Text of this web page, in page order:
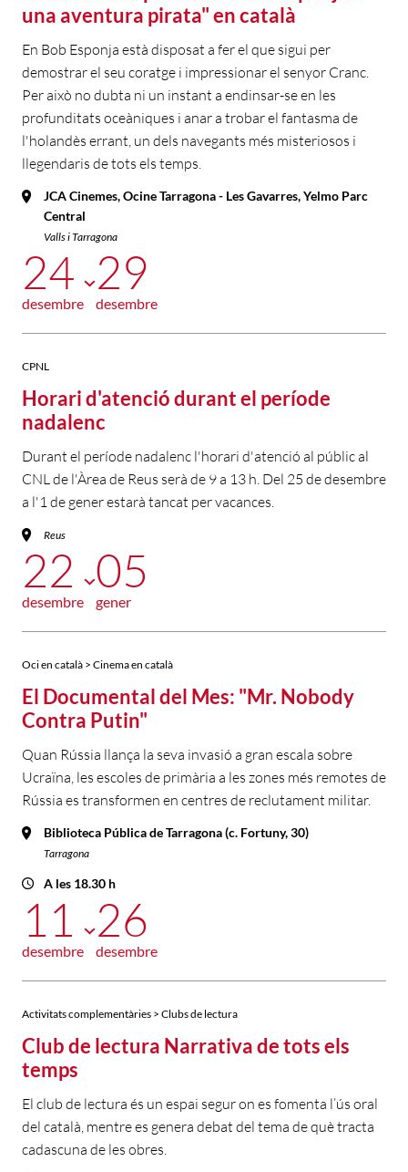
una aventura pirata" en català
En Bob Esponja està disposat a fer el que sigui per
demostrar el seu coratge i impressionar el senyor Cranc.
Per això no dubta ni un instant a endinsar-se en les
profunditats oceàniques i anar a trobar el fantasma de
l'holandès errant, un dels navegants més misteriosos i
llegendaris de tots els temps.
JCA Cinemes, Ocine Tarragona - Les Gavarres, Yelmo Parc
Central
Valls i Tarragona
24
desembre
29
desembre
CPNL
Horari d'atenció durant el període
nadalenc
Durant el període nadalenc l'horari d'atenció al públic al
CNL de l'Àrea de Reus serà de 9 a 13 h. Del 25 de desembre
a l'1 de gener estarà tancat per vacances.
Reus
22
desembre
05
gener
Oci en català > Cinema en català
El Documental del Mes: "Mr. Nobody
Contra Putin"
Quan Rússia llança la seva invasió a gran escala sobre
Ucraïna, les escoles de primària a les zones més remotes de
Rússia es transformen en centres de reclutament militar.
Biblioteca Pública de Tarragona (c. Fortuny, 30)
Tarragona
A les 18.30 h
11
desembre
26
desembre
Activitats complementàries > Clubs de lectura
Club de lectura Narrativa de tots els
temps
El club de lectura és un espai segur on es fomenta l’ús oral
del català, mentre es genera debat del tema de què tracta
cadascuna de les obres.